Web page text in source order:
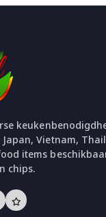
Vietnam,
items
chips.